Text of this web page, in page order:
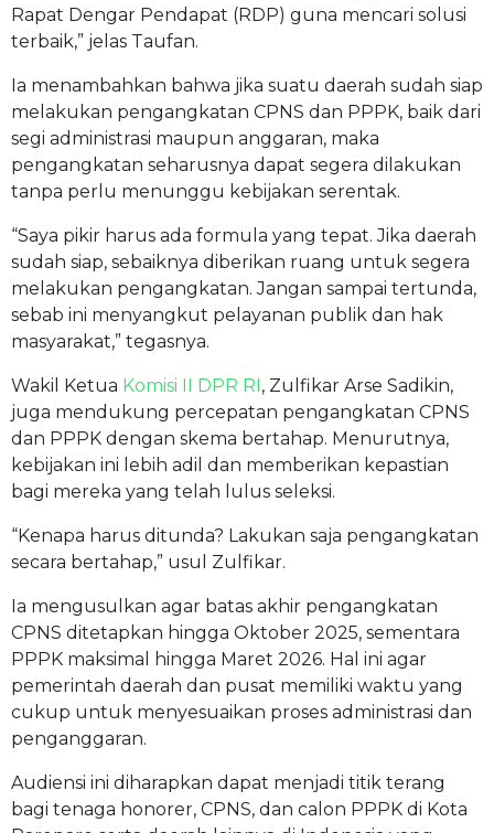
Rapat Dengar Pendapat (RDP) guna mencari solusi
terbaik,” jelas Taufan.
Ia menambahkan bahwa jika suatu daerah sudah siap
melakukan pengangkatan CPNS dan PPPK, baik dari
segi administrasi maupun anggaran, maka
pengangkatan seharusnya dapat segera dilakukan
tanpa perlu menunggu kebijakan serentak.
“Saya pikir harus ada formula yang tepat. Jika daerah
sudah siap, sebaiknya diberikan ruang untuk segera
melakukan pengangkatan. Jangan sampai tertunda,
sebab ini menyangkut pelayanan publik dan hak
masyarakat,” tegasnya.
Wakil Ketua Komisi II DPR RI, Zulfikar Arse Sadikin,
juga mendukung percepatan pengangkatan CPNS
dan PPPK dengan skema bertahap. Menurutnya,
kebijakan ini lebih adil dan memberikan kepastian
bagi mereka yang telah lulus seleksi.
“Kenapa harus ditunda? Lakukan saja pengangkatan
secara bertahap,” usul Zulfikar.
Ia mengusulkan agar batas akhir pengangkatan
CPNS ditetapkan hingga Oktober 2025, sementara
PPPK maksimal hingga Maret 2026. Hal ini agar
pemerintah daerah dan pusat memiliki waktu yang
cukup untuk menyesuaikan proses administrasi dan
penganggaran.
Audiensi ini diharapkan dapat menjadi titik terang
bagi tenaga honorer, CPNS, dan calon PPPK di Kota